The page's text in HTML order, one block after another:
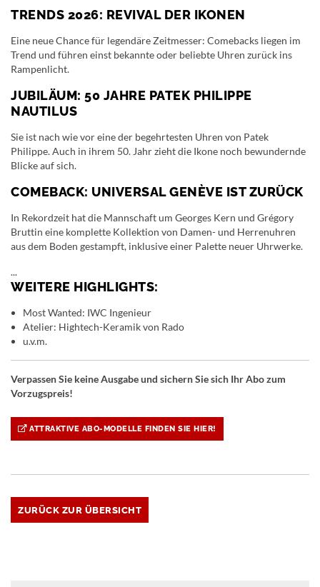
TRENDS 2026: REVIVAL DER IKONEN
Eine neue Chance für legendäre Zeitmesser: Comebacks liegen im
Trend und führen einst bekannte oder beliebte Uhren zurück ins
Rampenlicht.
JUBILÄUM: 50 JAHRE PATEK PHILIPPE
NAUTILUS
Sie ist nach wie vor eine der begehrtesten Uhren von Patek
Philippe. Auch in ihrem 50. Jahr zieht die Ikone noch bewundernde
Blicke auf sich.
COMEBACK: UNIVERSAL GENÈVE IST ZURÜCK
In Rekordzeit hat die Mannschaft um Georges Kern und Grégory
Bruttin eine komplette Kollektion von Damen- und Herrenuhren
aus dem Boden gestampft, inklusive einer Palette neuer Uhrwerke.
...
WEITERE HIGHLIGHTS:
Most Wanted: IWC Ingenieur
Atelier: Hightech-Keramik von Rado
u.v.m.
Verpassen Sie keine Ausgabe und sichern Sie sich Ihr Abo zum
Vorzugspreis!
ATTRAKTIVE ABO-MODELLE FINDEN SIE HIER!
ZURÜCK ZUR ÜBERSICHT